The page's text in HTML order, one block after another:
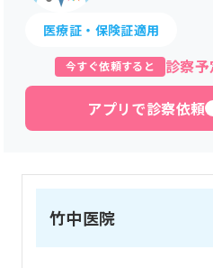
医療証・保険証適用
今すぐ依頼すると 診察
アプリで診察依頼
竹中医院